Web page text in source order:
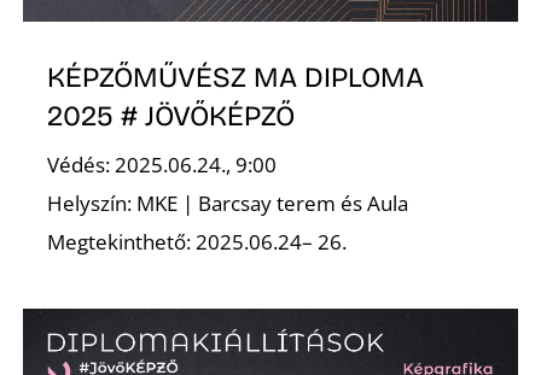
KÉPZŐMŰVÉSZ MA DIPLOMA
2025 # JÖVŐKÉPZŐ
Védés: 2025.06.24., 9:00
Helyszín: MKE | Barcsay terem és Aula
Megtekinthető: 2025.06.24– 26.